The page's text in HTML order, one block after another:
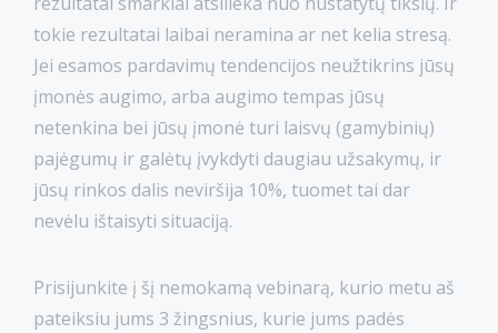
tokie rezultatai laibai neramina ar net kelia stresą.
Jei esamos pardavimų tendencijos neužtikrins jūsų
įmonės augimo, arba augimo tempas jūsų
netenkina bei jūsų įmonė turi laisvų (gamybinių)
pajėgumų ir galėtų įvykdyti daugiau užsakymų, ir
jūsų rinkos dalis neviršija 10%, tuomet tai dar
nevėlu ištaisyti situaciją.
Prisijunkite į šį nemokamą vebinarą, kurio metu aš
pateiksiu jums 3 žingsnius, kurie jums padės